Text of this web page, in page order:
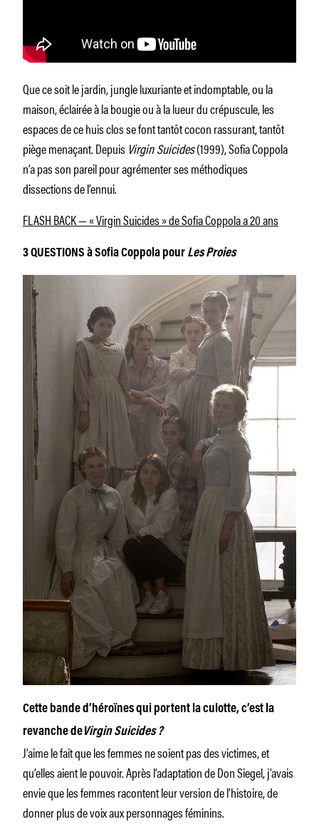
Que ce soit le jardin, jungle luxuriante et indomptable, ou la
maison, éclairée à la bougie ou à la lueur du crépuscule, les
espaces de ce huis clos se font tantôt cocon rassurant, tantôt
piège menaçant. Depuis Virgin Suicides(1999), Sofia Coppola
n’a pas son pareil pour agrémenter ses méthodiques
dissections de l’ennui.
FLASH BACK — « Virgin Suicides » de Sofia Coppola a 20 ans
3 QUESTIONS à Sofia Coppola pour Les Proies
Cette bande d’héroïnes qui portent la culotte, c’est la
revanche de Virgin Suicides ?
J’aime le fait que les femmes ne soient pas des victimes, et
qu’elles aient le pouvoir. Après l’adaptation de Don Siegel, j’avais
envie que les femmes racontent leur version de l’histoire, de
donner plus de voix aux personnages féminins.